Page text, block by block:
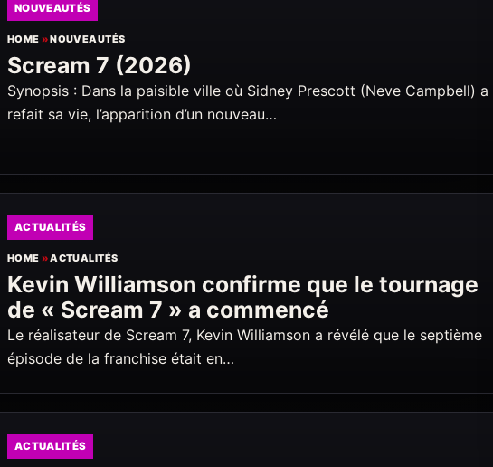
NOUVEAUTÉS
HOME »NOUVEAUTÉS
Scream 7 (2026)
Synopsis : Dans la paisible ville où Sidney Prescott (Neve Campbell) a
refait sa vie, l’apparition d’un nouveau…
ACTUALITÉS
HOME »ACTUALITÉS
Kevin Williamson confirme que le tournage
de « Scream 7 » a commencé
Le réalisateur de Scream 7, Kevin Williamson a révélé que le septième
épisode de la franchise était en…
ACTUALITÉS